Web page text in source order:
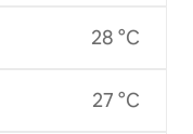
28 °C
27 °C